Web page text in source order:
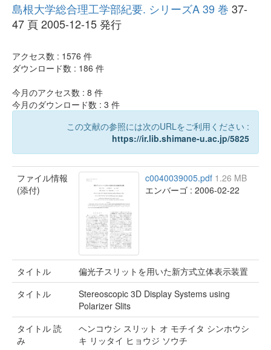
島根大学総合理工学部紀要. シリーズA 39 巻 37-
47 頁 2005-12-15 発行
アクセス数 : 1576 件
ダウンロード数 : 186 件
今月のアクセス数 : 8 件
今月のダウンロード数 : 3 件
この文献の参照には次のURLをご利用ください :
https://ir.lib.shimane-u.ac.jp/5825
ファイル情報
(添付)
c0040039005.pdf 1.26 MB
エンバーゴ : 2006-02-22
タイトル
偏光子スリットを用いた新方式立体表示装置
タイトル
Stereoscopic 3D Display Systems using
Polarizer Slits
タイトル 読
み
ヘンコウシ スリット オ モチイタ シンホウシ
キ リッタイ ヒョウジ ソウチ